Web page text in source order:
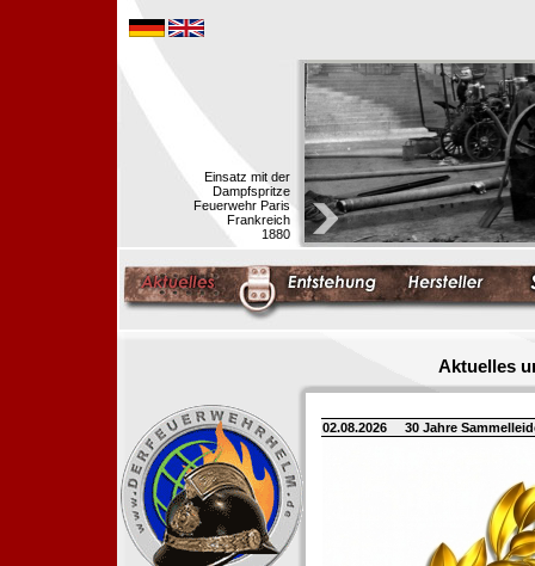
Einsatz mit der
Dampfspritze
Feuerwehr Paris
Frankreich
1880
Aktuelles
02.08.2026 30 Jahre